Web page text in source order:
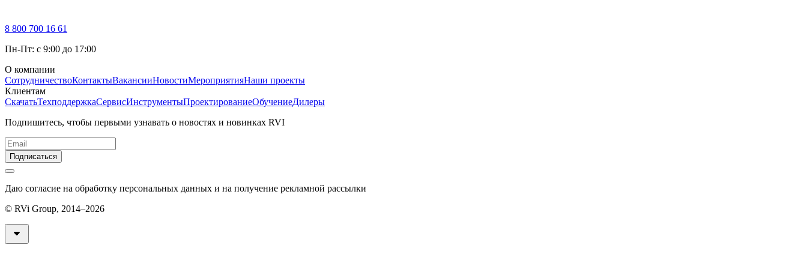
8 800 700 16 61
Пн-Пт: с 9:00 до 17:00
О компании
СотрудничествоКонтактыВакансииНовостиМероприятияНаши проекты
Клиентам
СкачатьТехподдержкаСервисИнструментыПроектированиеОбучениеДилеры
Подпишитесь, чтобы первыми узнавать о новостях и новинках RVI
Подписаться
Даю согласие на обработку персональных данных и на получение рекламной рассылки
© RVi Group, 2014–2026